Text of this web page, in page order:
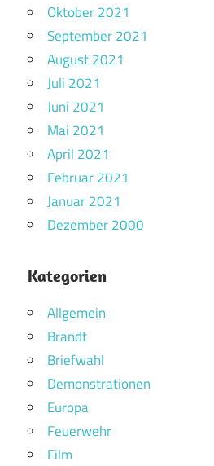
Oktober 2021
September 2021
August 2021
Juli 2021
Juni 2021
Mai 2021
April 2021
Februar 2021
Januar 2021
Dezember 2000
Kategorien
Allgemein
Brandt
Briefwahl
Demonstrationen
Europa
Feuerwehr
Film